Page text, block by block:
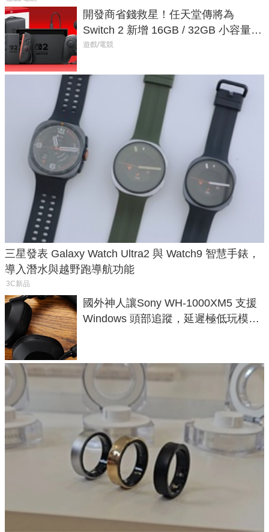
開發商省錢救星！任天堂傳將為
Switch 2 新增 16GB / 32GB 小容量遊
戲卡的選擇
遊戲/電競
三星發表 Galaxy Watch Ultra2 與 Watch9 智慧手錶，
導入潛水與越野跑導航功能
3C新品
國外神人讓Sony WH-1000XM5 支援
Windows 頭部追蹤，延遲極低玩模擬